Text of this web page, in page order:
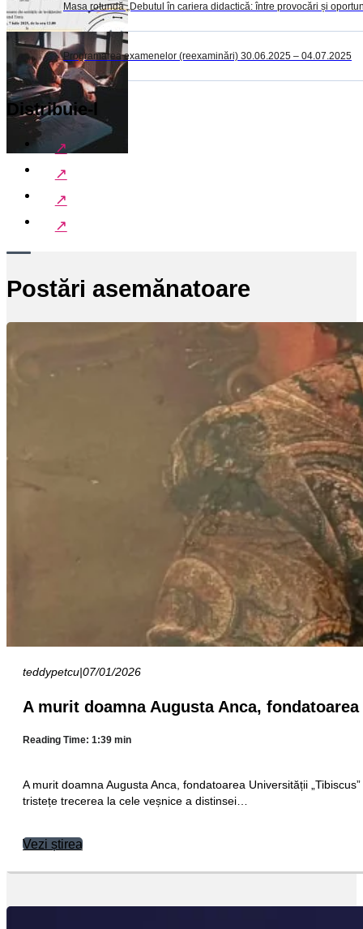
Masa rotundă „Debutul în cariera didactică: între provocări și
Programarea examenelor (reexaminări) 30.06.2025 – 04.07.2025
Distribuie-l
Postări asemănatoare
teddypetcu|07/01/2026
A murit doamna Augusta Anca,
Reading Time: 1:39 min
A murit doamna Augusta Anca, fondatoarea Universității
tristețe trecerea la cele veșnice a distinsei…
Vezi știrea